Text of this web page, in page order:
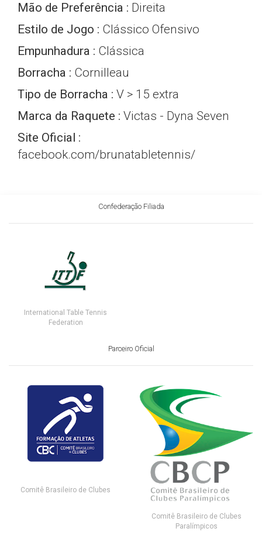
Mão de Preferência : Direita
Estilo de Jogo : Clássico Ofensivo
Empunhadura : Clássica
Borracha : Cornilleau
Tipo de Borracha : V > 15 extra
Marca da Raquete : Victas - Dyna Seven
Site Oficial :
facebook.com/brunatabletennis/
Confederação Filiada
International Table Tennis
Federation
Parceiro Oficial
Comitê Brasileiro de Clubes
Comitê Brasileiro de Clubes
Paralímpicos